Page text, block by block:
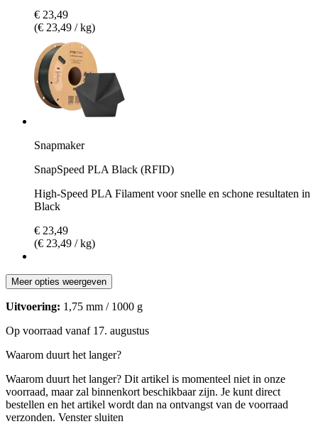
€ 23,49
(€ 23,49 / kg)
Snapmaker
SnapSpeed PLA Black (RFID)
High-Speed PLA Filament voor snelle en schone resultaten in
Black
€ 23,49
(€ 23,49 / kg)
Meer opties weergeven
Uitvoering: 1,75 mm / 1000 g
Op voorraad vanaf 17. augustus
Waarom duurt het langer?
Waarom duurt het langer? Dit artikel is momenteel niet in onze
voorraad, maar zal binnenkort beschikbaar zijn. Je kunt direct
bestellen en het artikel wordt dan na ontvangst van de voorraad
verzonden. Venster sluiten